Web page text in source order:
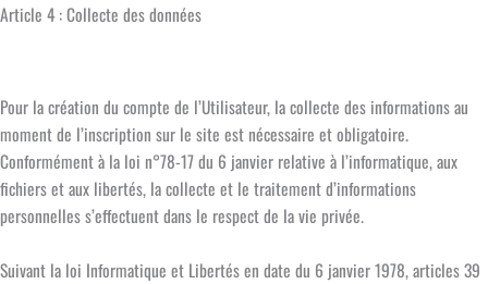
Article 4 : Collecte des données
Pour la création du compte de l’Utilisateur, la collecte des informations au
moment de l’inscription sur le site est nécessaire et obligatoire.
Conformément à la loi n°78-17 du 6 janvier relative à l’informatique, aux
fichiers et aux libertés, la collecte et le traitement d’informations
personnelles s’effectuent dans le respect de la vie privée.
Suivant la loi Informatique et Libertés en date du 6 janvier 1978, articles 39